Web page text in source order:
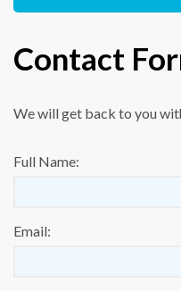
Contact
We will get back to you
Full Name:
Email: